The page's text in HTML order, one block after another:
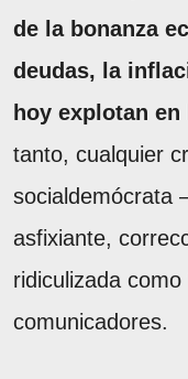
de la bonanza
deudas, la
hoy explotan
tanto, cualquier
socialdemócrata
asfixiante,
ridiculizada como
comunicadores.